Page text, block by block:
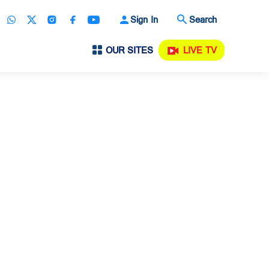
Sign In Search
OUR SITES LIVE TV